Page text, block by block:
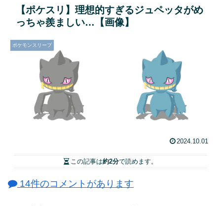
【ポケスリ】理想的すぎるジュペッタがめ
っちゃ羨ましい…【画像】
ポケモンスリープ
2024.10.01
この記事は約2分で読めます。
14件のコメントがあります